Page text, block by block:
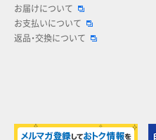
お届けについて
お支払いについて
返品・交換について